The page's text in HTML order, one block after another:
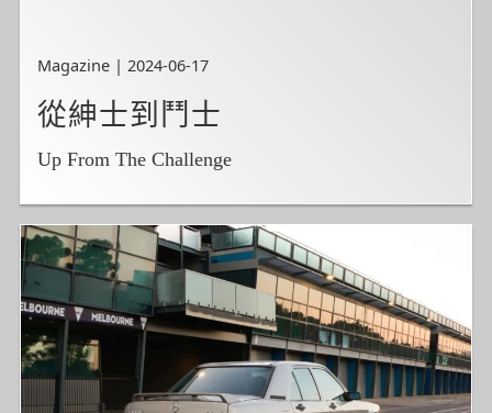
Magazine | 2024-06-17
從紳士到鬥士
Up From The Challenge